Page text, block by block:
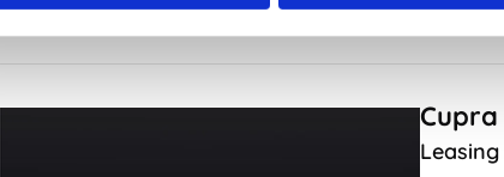
Cupra